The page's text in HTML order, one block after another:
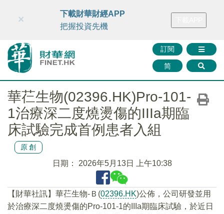
財華智庫網 FINTV FINMETA 財華證券 媒體矩陣
訂閱
简
×
下載財華財經APP
把握投資先機
華芢生物(02396.HK)Pro-101-
1治療深二度燒燙傷的IIIa期臨
床試驗完成首例患者入組
原創
日期： 2026年5月13日 上午10:38
​【財華社訊】華芢生物-Ｂ(02396.HK)公佈，公司研發並用
於治療深二度燒燙傷的Pro-101-1的IIIa期臨床試驗，於近日